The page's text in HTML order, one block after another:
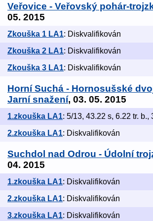
Veřovice - Veřovský pohár-
05. 2015
Zkouška 1 LA1: Diskvalifikován
Zkouška 2 LA1: Diskvalifikován
Zkouška 3 LA1: Diskvalifikován
Horní Suchá - Hornosušské
Jarní snažení, 03. 05. 2015
1.zkouška LA1: 5/13, 43.22 s, 6.22 tr. b.,
2.zkouška LA1: Diskvalifikován
Suchdol nad Odrou - Údolní
04. 2015
1.zkouška LA1: Diskvalifikován
2.zkouška LA1: Diskvalifikován
3.zkouška LA1: Diskvalifikován